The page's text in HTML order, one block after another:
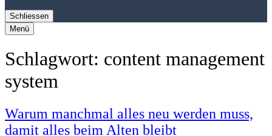
Schliessen
Menü
Schlagwort: content management
system
Warum manchmal alles neu werden muss,
damit alles beim Alten bleibt